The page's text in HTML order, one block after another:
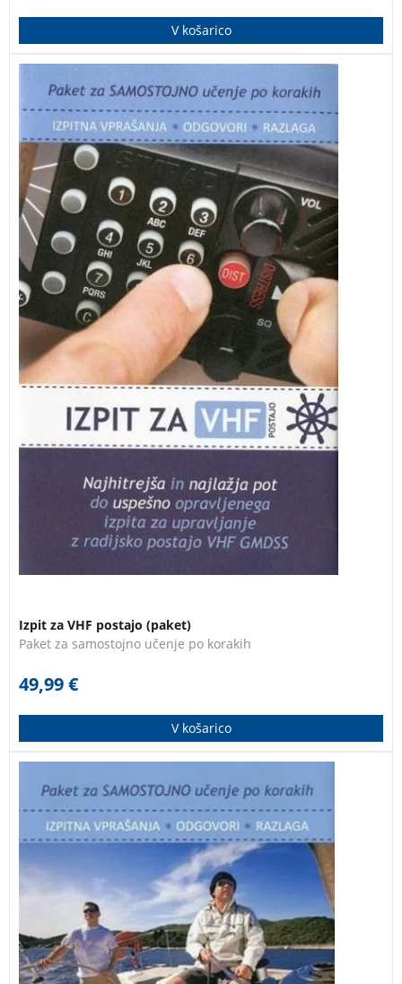
V košarico
Najhitrejša in najlažja pot do uspešno opravljenega
izpita za upravljanje z radijsko postajo VHF GMDSS!
Izpit za VHF postajo (paket)
Paket za samostojno učenje po korakih
49,99€
V košarico
Paket je primeren tako za tiste, ki se z navtiko
srečujejo prvič, kot tudi za tiste, ki že plujejo in želijo
dopolniti ali osvežiti svoje navtično znanje.